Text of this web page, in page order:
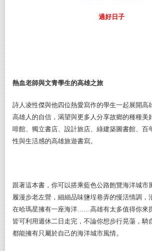
過好日子
熱血老師與文青學生的高雄之旅
詩人凌性傑與他四位熱愛寫作的學生一起展開高
高雄人的自信，渴望與更多人分享故鄉的種種美
啡館、獨立書店、設計旅店、綠建築圖書館、百
性與生活感的高雄旅遊書寫。
跟著這本書，你可以搭乘藍色公路飽覽海洋城市
履漫步老左營，細細品味鹽埕巷弄的慢活情調，
在哈瑪星擁有一座海洋……高雄有太多值得你來
皆可利用週休二日走完，不論你想步行晃蕩，騎
都能擁有只屬於自己的海洋城市風情。